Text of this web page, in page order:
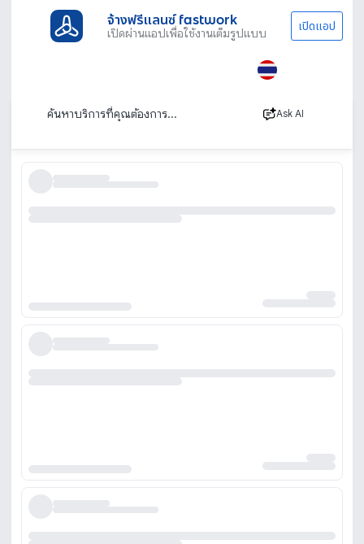
จ้างฟรีแลนซ์ fastwork
เปิดผ่านแอปเพื่อใช้งานเต็มรูปแบบ เปิดแอป
Ask AI
ติว CU-TEP สอนสด ตัวต่อตัว เรียนออนไลน์
เรียงตาม